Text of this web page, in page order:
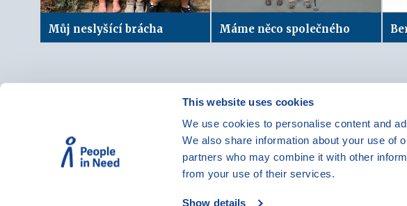
This website uses cookies
We use cookies to personalise content and
We also share information about your use of
partners who may combine it with other
from your use of their services.
Show details
Můj neslyšící brácha Máme něco společného
© Vzdělávací program JSNS
Člověk v tísni, o. p. s.
Máte dotazy?
Rádi vám